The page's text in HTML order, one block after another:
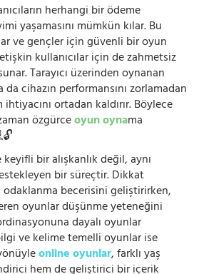
herhangi bir ödeme
yaşamasını mümkün kılar. Bu
ve gençler için güvenli bir oyun
kullanıcılar için de zahmetsiz
Tarayıcı üzerinden oynanan
cihazın performansını zorlamadan
ihtiyacını ortadan kaldırır. Böylece
özgürceoyun oynama
bir alışkanlık değil, aynı
bir süreçtir. Dikkat
becerisini geliştirirken,
oyunlar düşünme yeteneğini
dayalı oyunlar
ve kelime temelli oyunlar ise
online oyunlar, farklı yaş